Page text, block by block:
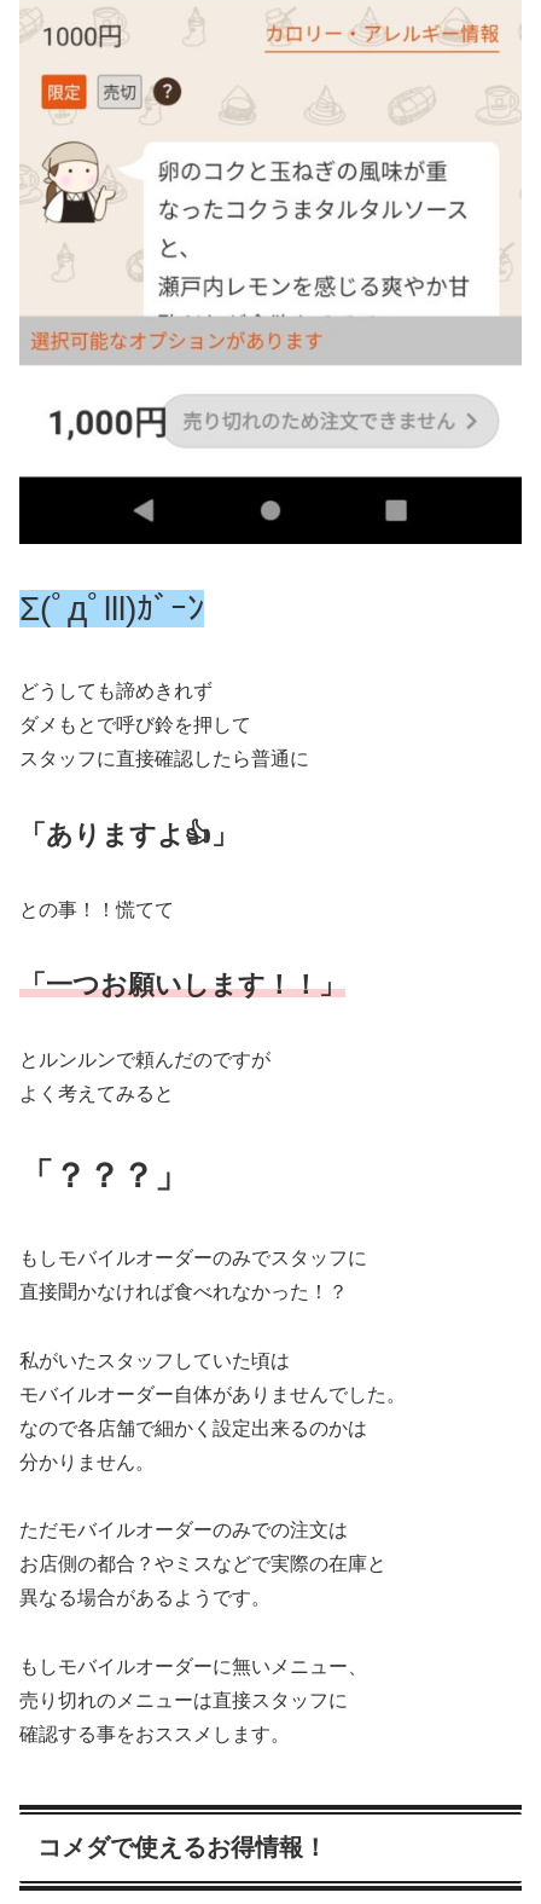
Σ(ﾟдﾟlll)ｶﾞｰﾝ
どうしても諦めきれず
ダメもとで呼び鈴を押して
スタッフに直接確認したら普通に
「ありますよ👍」
との事！！慌てて
「一つお願いします！！」
とルンルンで頼んだのですが
よく考えてみると
「？？？」
もしモバイルオーダーのみでスタッフに
直接聞かなければ食べれなかった！？
私がいたスタッフしていた頃は
モバイルオーダー自体がありませんでした。
なので各店舗で細かく設定出来るのかは
分かりません。
ただモバイルオーダーのみでの注文は
お店側の都合？やミスなどで実際の在庫と
異なる場合があるようです。
もしモバイルオーダーに無いメニュー、
売り切れのメニューは直接スタッフに
確認する事をおススメします。
コメダで使えるお得情報！